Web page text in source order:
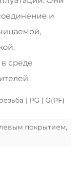
и
среде
| PG | G(PF)
покрытием,